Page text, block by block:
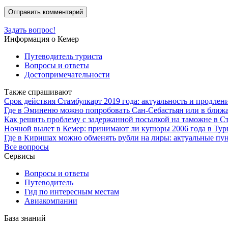
Задать вопрос!
Информация о Кемер
Путеводитель туриста
Вопросы и ответы
Достопримечательности
Также спрашивают
Срок действия Стамбулкарт 2019 года: актуальность и
Где в Эминеню можно попробовать Сан-Себастьян или в
Как решить проблему с задержанной посылкой на таможне в
Ночной вылет в Кемер: принимают ли купюры 2006 года в
Где в Киришах можно обменять рубли на лиры: актуальные
Все вопросы
Сервисы
Вопросы и ответы
Путеводитель
Гид по интересным местам
Авиакомпании
База знаний